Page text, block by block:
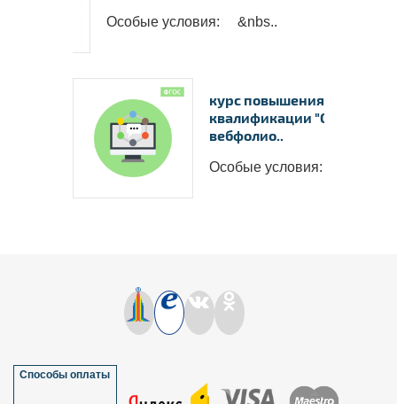
Особые условия: &nbs..
курс повышения
квалификации "Создаем
вебфолио..
Особые условия: ..
Способы оплаты